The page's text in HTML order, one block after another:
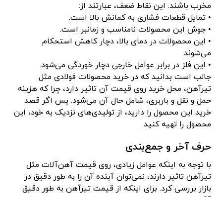
مخرب باشند. این نقاط ضعف، عبارتند از:
• تمایل قطعات فشاری به کمانش بالا است.
• جوش این محصولات نامناسب و زمانبر است.
• این محصولات در دمای بالا، دچار کاهش استحکام
می‌شوند.
• این فلز در برابر عوامل خارجی دچار خوردگی می‌شود.
جالب است بدانید که در خرید محصولات فولادی مثل
تیرآهن، محل خرید روی قیمت آن تاثیر دارد، چرا که هزینه
حمل و نقل و باربری، شامل حال آن می‌شود. پس اگر قصد
خرید این محصول را دارید، از تولیدی‌های نزدیک به خود، این
محصول را تهیه کنید.
حرف آخر و جمع‌بندی
با توجه به اینکه عوامل زیادی، روی قیمت آهن‌آلات مثل
تیرآهن تاثیر دارند، نمی‌توان آینده آن را به طور دقیق در
بازار بررسی کرد. برای اینکه از قیمت تیرآهن به طور دقیق